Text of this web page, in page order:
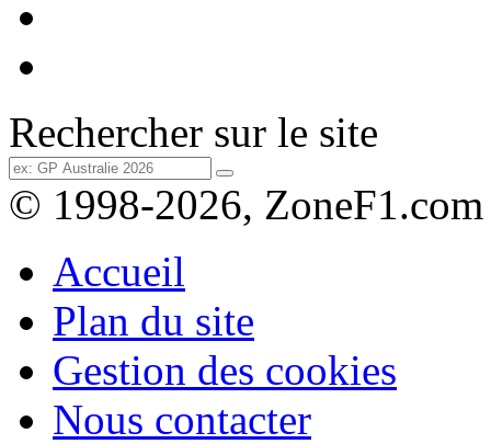
Rechercher sur le site
© 1998-2026, ZoneF1.com
Accueil
Plan du site
Gestion des cookies
Nous contacter